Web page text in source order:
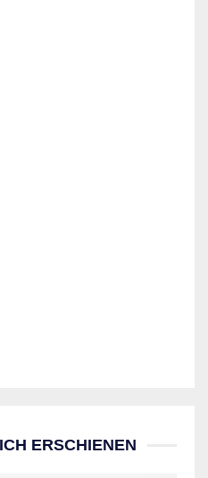
ERSCHIENEN